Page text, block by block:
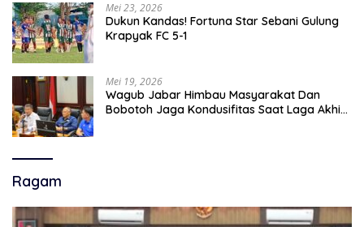
Mei 23, 2026
Dukun Kandas! Fortuna Star Sebani Gulung
Krapyak FC 5-1
Mei 19, 2026
Wagub Jabar Himbau Masyarakat Dan
Bobotoh Jaga Kondusifitas Saat Laga Akhir
Ragam